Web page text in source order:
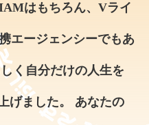
はもちろん、Vライ
エージェンシーでもあ
く自分だけの人生を
げました。 あなたの